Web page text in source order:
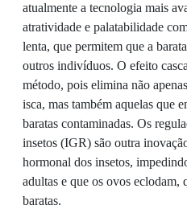
atualmente a tecnologia mais
atratividade e palatabilidade
lenta, que permitem que a
outros indivíduos. O efeito
método, pois elimina não
isca, mas também aquelas que
baratas contaminadas. Os
insetos (IGR) são outra
hormonal dos insetos,
adultas e que os ovos
baratas.